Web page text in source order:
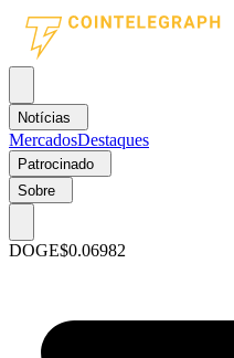
Notícias
MercadosDestaques
Patrocinado
Sobre
DOGE$0.06982